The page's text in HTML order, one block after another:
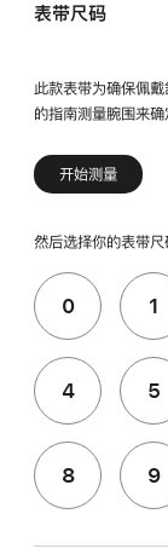
表带尺码
此款表带为确保佩戴
的指南测量腕围来确
开始测量
然后选择你的表带尺
0 1
4 5
8 9